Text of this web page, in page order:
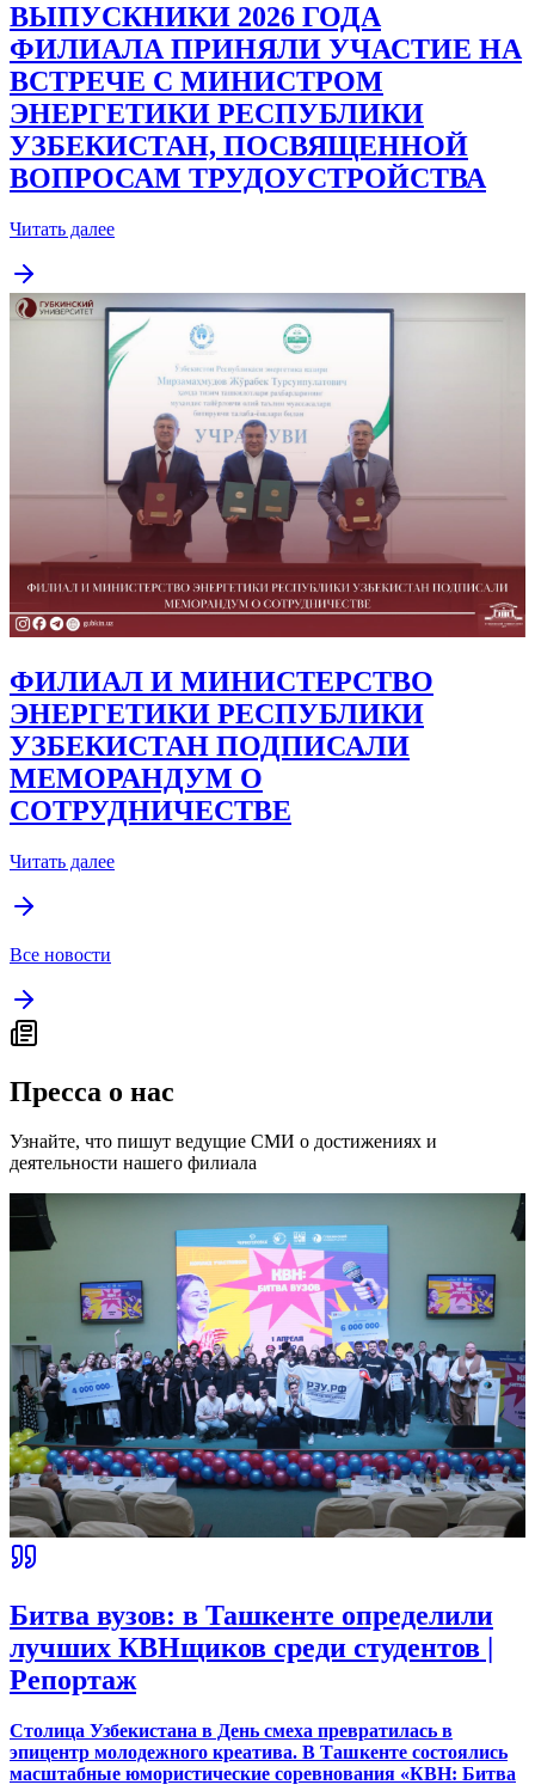
ВЫПУСКНИКИ 2026 ГОДА
ФИЛИАЛА ПРИНЯЛИ УЧАСТИЕ НА
ВСТРЕЧЕ С МИНИСТРОМ
ЭНЕРГЕТИКИ РЕСПУБЛИКИ
УЗБЕКИСТАН, ПОСВЯЩЕННОЙ
ВОПРОСАМ ТРУДОУСТРОЙСТВА
Читать далее
ФИЛИАЛ И МИНИСТЕРСТВО
ЭНЕРГЕТИКИ РЕСПУБЛИКИ
УЗБЕКИСТАН ПОДПИСАЛИ
МЕМОРАНДУМ О
СОТРУДНИЧЕСТВЕ
Читать далее
Все новости
Пресса о нас
Узнайте, что пишут ведущие СМИ о достижениях и
деятельности нашего филиала
Битва вузов: в Ташкенте определили
лучших КВНщиков среди студентов |
Репортаж
Столица Узбекистана в День смеха превратилась в
эпицентр молодежного креатива. В Ташкенте состоялись
масштабные юмористические соревнования «КВН: Битва